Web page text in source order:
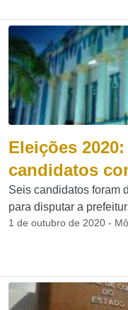
Eleições
candidatos
Seis candidatos foram
para disputar a
1 de outubro de 2020 -